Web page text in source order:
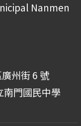
Nanmen
州街 6 號
南門國民中學